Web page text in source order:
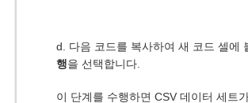
d. 다음 코드를 복사하여 새 코드 셀에
행을 선택합니다.
이 단계를 수행하면 CSV 데이터 세트